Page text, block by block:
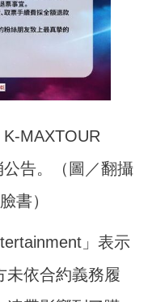
MAXTOUR
告。（圖／翻攝
書）
」表示
未依合約義務履